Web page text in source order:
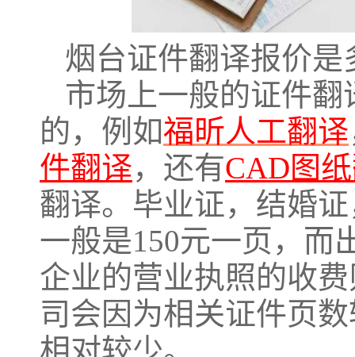
烟台证件翻译报价是
市场上一般的证件
的，例如福昕人工翻译
件翻译，还有CAD图
翻译。毕业证，结婚
一般是150元一页，而
企业的营业执照的收
司会因为相关证件页